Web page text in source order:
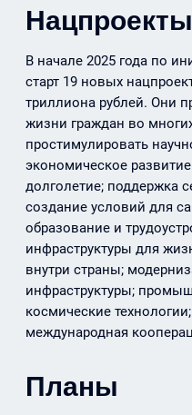
В начале 2025 года по
старт 19 новых
триллиона рублей. Они
жизни граждан во
простимулировать
экономическое
долголетие; поддержка
создание условий для
образование и
инфраструктуры для
внутри страны;
инфраструктуры;
космические
международная
Планы